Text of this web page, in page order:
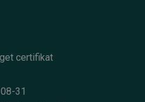
certifikat
31